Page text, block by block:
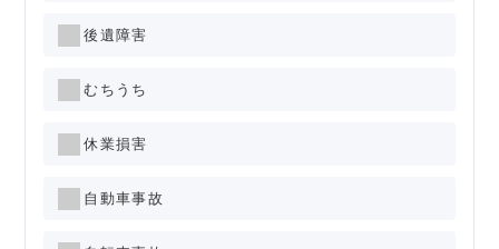
後遺障害
むちうち
休業損害
自動車事故